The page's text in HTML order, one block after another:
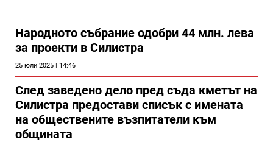
Народното събрание одобри 44 млн. лева
за проекти в Силистра
25 юли 2025 | 14:46
След заведено дело пред съда кметът на
Силистра предостави списък с имената
на обществените възпитатели към
общината